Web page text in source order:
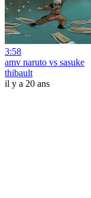
3:58
amv naruto vs sasuke
thibault
il y a 20 ans